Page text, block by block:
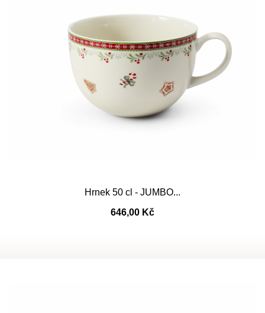
Hrnek 50 cl - JUMBO...
646,00 Kč